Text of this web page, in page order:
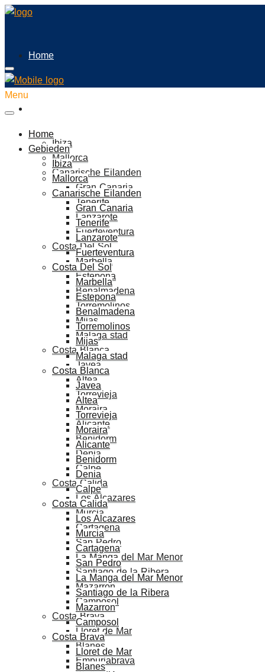
Home
Ibiza
Mallorca
Canarische Eilanden
Gran Canaria
Tenerife
Lanzarote
Fuerteventura
Costa Del Sol
Marbella
Estepona
Benalmadena
Torremolinos
Mijas
Malaga stad
Costa Blanca
Javea
Altea
Torrevieja
Moraira
Alicante
Benidorm
Denia
Calpe
Costa Calida
Los Alcazares
Murcia
Cartagena
San Pedro
La Manga del Mar Menor
Santiago de la Ribera
Mazarron
Camposol
Costa Brava
Lloret de Mar
Blanes
Empuriabrava
Menu
Home
Gebieden
Ibiza
Mallorca
Canarische Eilanden
Gran Canaria
Tenerife
Lanzarote
Fuerteventura
Costa Del Sol
Marbella
Estepona
Benalmadena
Torremolinos
Mijas
Malaga stad
Costa Blanca
Javea
Altea
Torrevieja
Moraira
Alicante
Benidorm
Denia
Calpe
Costa Calida
Los Alcazares
Murcia
Cartagena
San Pedro
La Manga del Mar Menor
Santiago de la Ribera
Mazarron
Camposol
Costa Brava
Lloret de Mar
Blanes